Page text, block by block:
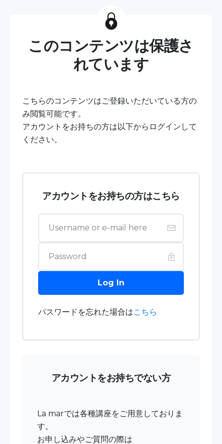
このコンテンツは保護さ
れています
こちらのコンテンツはご登録いただいている方の
み閲覧可能です。
アカウントをお持ちの方は以下からログインして
ください。
アカウントをお持ちの方はこちら
Log In
パスワードを忘れた場合はこちら
アカウントをお持ちでない方
La marでは各種講座をご用意しておりま
す。
お申し込みやご質問の際は